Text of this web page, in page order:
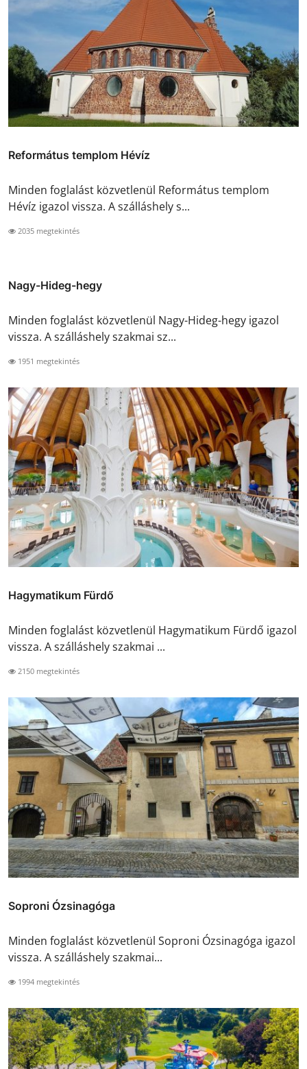
Református templom Hévíz
Minden foglalást közvetlenül Református templom
Hévíz igazol vissza. A szálláshely s...
2035 megtekintés
Nagy-Hideg-hegy
Minden foglalást közvetlenül Nagy-Hideg-hegy igazol
vissza. A szálláshely szakmai sz...
1951 megtekintés
Hagymatikum Fürdő
Minden foglalást közvetlenül Hagymatikum Fürdő igazol
vissza. A szálláshely szakmai ...
2150 megtekintés
Soproni Ózsinagóga
Minden foglalást közvetlenül Soproni Ózsinagóga igazol
vissza. A szálláshely szakmai...
1994 megtekintés